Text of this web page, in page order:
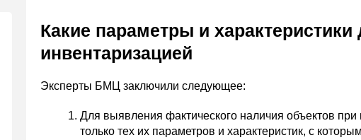
Какие параметры и характеристики
инвентаризацией
Эксперты БМЦ заключили следующее:
Для выявления фактического наличия объектов
только тех их параметров и характеристик, с